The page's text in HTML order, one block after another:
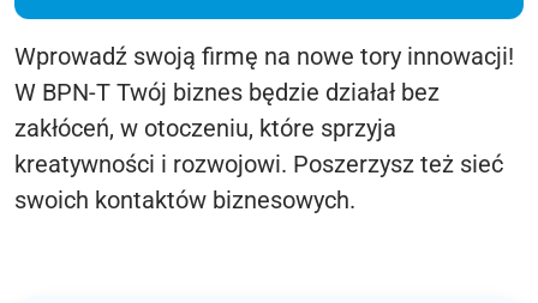
Wprowadź swoją firmę na nowe tory innowacji!
W BPN-T Twój biznes będzie działał bez
zakłóceń, w otoczeniu, które sprzyja
kreatywności i rozwojowi. Poszerzysz też sieć
swoich kontaktów biznesowych.